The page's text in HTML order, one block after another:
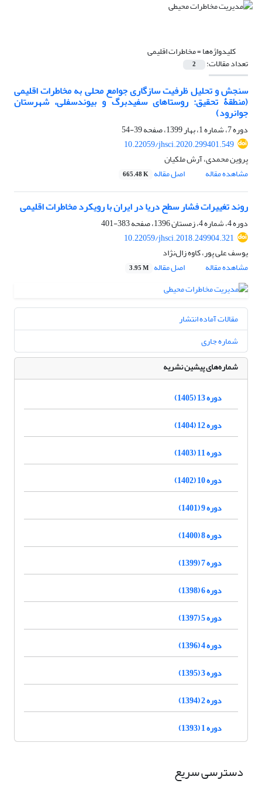
کلیدواژه‌ها =مخاطرات اقلیمی
تعداد مقالات: 2
سنجش و تحلیل ظرفیت سازگاری جوامع محلی به مخاطرات اقلیمی
(منطقۀ تحقیق: روستاهای سفیدبرگ و بیوندسفلی، شهرستان
جوانرود)
دوره 7، شماره 1، بهار 1399، صفحه
39-54
10.22059/jhsci.2020.299401.549
پروین محمدی، آرش ملکیان
مشاهده مقاله
اصل مقاله 665.48 K
روند تغییرات فشار سطح دریا در ایران با رویکرد مخاطرات اقلیمی
دوره 4، شماره 4، زمستان 1396، صفحه
383-401
10.22059/jhsci.2018.249904.321
یوسف علی پور، کاوه زال‌نژاد
مشاهده مقاله
اصل مقاله 3.95 M
مقالات آماده انتشار
شماره جاری
شماره‌های پیشین نشریه
دوره 13 (1405)
دوره 12 (1404)
دوره 11 (1403)
دوره 10 (1402)
دوره 9 (1401)
دوره 8 (1400)
دوره 7 (1399)
دوره 6 (1398)
دوره 5 (1397)
دوره 4 (1396)
دوره 3 (1395)
دوره 2 (1394)
دوره 1 (1393)
دسترسی سریع